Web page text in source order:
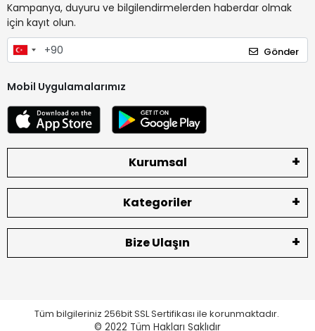
Kampanya, duyuru ve bilgilendirmelerden haberdar olmak
için kayıt olun.
Gönder
Mobil Uygulamalarımız
Kurumsal
Kategoriler
Bize Ulaşın
Tüm bilgileriniz 256bit SSL Sertifikası ile korunmaktadır.
© 2022 Tüm Hakları Saklıdır